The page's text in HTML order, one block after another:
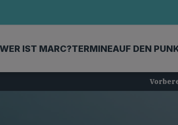
WER IST MARC?TERMINEAUF DEN
Vorbereitung